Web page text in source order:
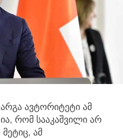
ავტორიტეტი ამ
რომ სააკაშვილი არ
ამ